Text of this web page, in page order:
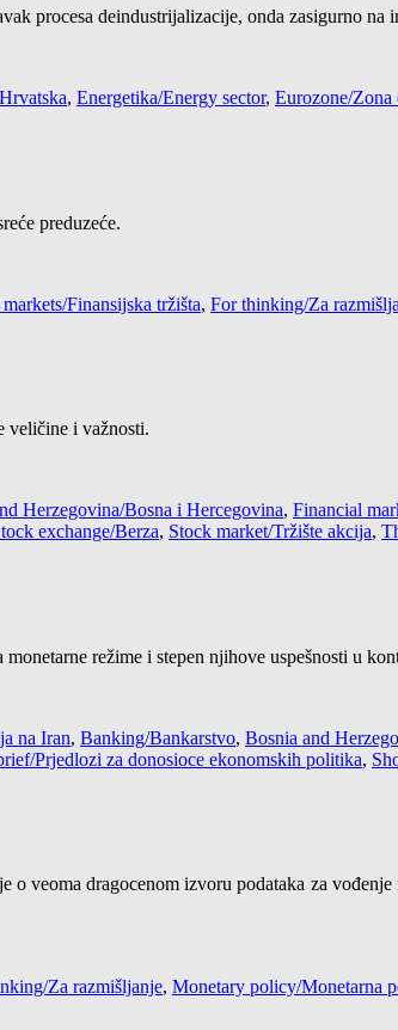
procesa deindustrijalizacije, onda zasigurno na
, Energetika/Energy sector, Eurozone/Zona
preduzeće.
Finansijska tržišta, For thinking/Za
veličine i važnosti.
Herzegovina/Bosna i Hercegovina, Financial
exchange/Berza, Stock market/Tržište akcija,
režime i stepen njihove uspešnosti u
na Iran, Banking/Bankarstvo, Bosnia and
Prjedlozi za donosioce ekonomskih politika,
o veoma dragocenom izvoru podataka za
Za razmišljanje, Monetary policy/Monetarna